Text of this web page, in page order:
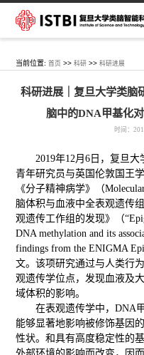
当前位置:首页 >>科研 >>科研进展
科研进展｜复旦大学类脑
脑中的DNA甲基化
时间：
2019年12月6日，复旦
青年研究员与英国伦敦国王
《分子精神病学》（
脑体积与血液中全表观遗传
观遗传工作组的发现》（
DNA methylation and its
findings from the ENIGMA
文。该项研究通过与人类行
观遗传学位点，发现血液及
域体积的影响。
在表观遗传学中，DNA
能够显著地影响被修饰基因
性状。和具有高度稳定性的